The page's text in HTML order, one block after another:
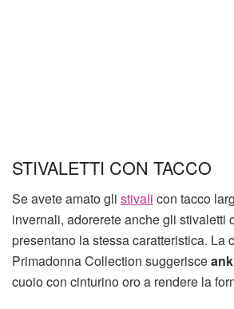
STIVALETTI CON TACCO
Se avete amato gli stivali con tacco
invernali, adorerete anche gli stivaletti
presentano la stessa caratteristica. La
Primadonna Collection suggerisce
cuoio con cinturino oro a rendere la